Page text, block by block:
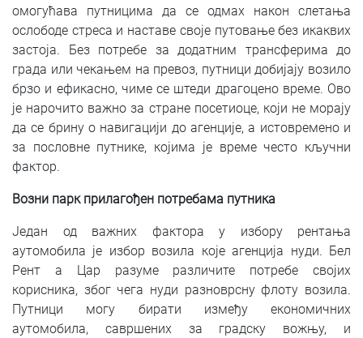
омогућава путницима да се одмах након слетања
ослободе стреса и наставе своје путовање без икаквих
застоја. Без потребе за додатним трансферима до
града или чекањем на превоз, путници добијају возило
брзо и ефикасно, чиме се штеди драгоцено време. Ово
је нарочито важно за стране посетиоце, који не морају
да се брину о навигацији до агенције, а истовремено и
за пословне путнике, којима је време често кључни
фактор.
Возни парк прилагођен потребама путника
Један од важних фактора у избору рентања
аутомобила је избор возила које агенција нуди. Бел
Рент а Цар разуме различите потребе својих
корисника, због чега нуди разноврсну флоту возила.
Путници могу бирати између економичних
аутомобила, савршених за градску вожњу, и